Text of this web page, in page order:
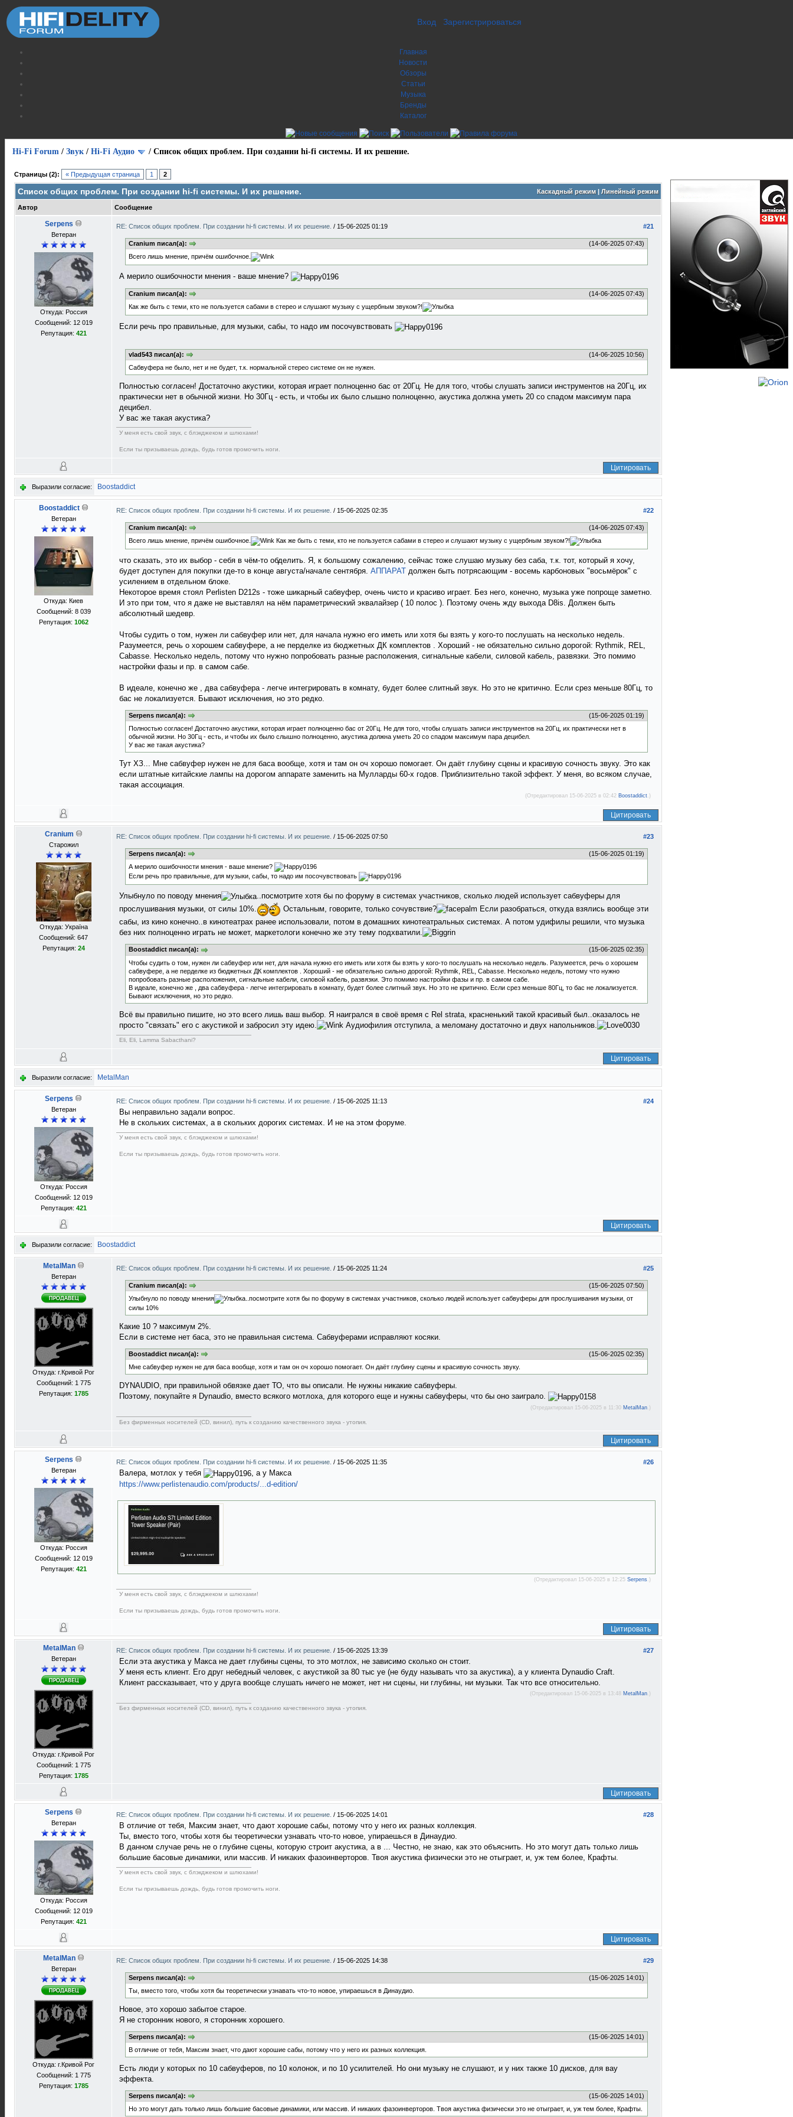
Вход Зарегистрироваться
Главная
Новости
Обзоры
Статьи
Музыка
Бренды
Каталог
Hi-Fi Forum / Звук / Hi-Fi Аудио / Список общих проблем. При создании hi-fi системы. И их решение.
Страницы (2): « Предыдущая страница 1 2
Каскадный режим| Линейный режим
Список общих проблем. При создании hi-fi системы. И их решение.
Автор Сообщение
Serpens
Ветеран
Откуда: Россия
Сообщений: 12 019
Репутация: 421
#21
RE: Список общих проблем. При создании hi-fi системы. И их решение. / 15-06-2025 01:19
(14-06-2025 07:43)
Cranium писал(а):
Всего лишь мнение, причём ошибочное.
А мерило ошибочности мнения - ваше мнение?
(14-06-2025 07:43)
Cranium писал(а):
Как же быть с теми, кто не пользуется сабами в стерео и слушают музыку с ущербным звуком?!
Если речь про правильные, для музыки, сабы, то надо им посочувствовать
(14-06-2025 10:56)
vlad543 писал(а):
Сабвуфера не было, нет и не будет, т.к. нормальной стерео системе он не нужен.
Полностью согласен! Достаточно акустики, которая играет полноценно бас от 20Гц. Не для того, чтобы слушать записи инструментов на 20Гц, их
практически нет в обычной жизни. Но 30Гц - есть, и чтобы их было слышно полноценно, акустика должна уметь 20 со спадом максимум пара
децибел.
У вас же такая акустика?
У меня есть свой звук, с блэкджеком и шлюхами!
Если ты призываешь дождь, будь готов промочить ноги.
Цитировать
Выразили согласие: Boostaddict
Boostaddict
Ветеран
Откуда: Киев
Сообщений: 8 039
Репутация: 1062
#22
RE: Список общих проблем. При создании hi-fi системы. И их решение. / 15-06-2025 02:35
(14-06-2025 07:43)
Cranium писал(а):
Всего лишь мнение, причём ошибочное.
Как же быть с теми, кто не пользуется сабами в стерео и слушают музыку с ущербным звуком?!
что сказать, это их выбор - себя в чём-то обделить. Я, к большому сожалению, сейчас тоже слушаю музыку без саба, т.к. тот, который я хочу,
будет доступен для покупки где-то в конце августа/начале сентября. АППАРАТ должен быть потрясающим - восемь карбоновых "восьмёрок" с
усилением в отдельном блоке.
Некоторое время стоял Perlisten D212s - тоже шикарный сабвуфер, очень чисто и красиво играет. Без него, конечно, музыка уже попроще заметно.
И это при том, что я даже не выставлял на нём параметрический эквалайзер ( 10 полос ). Поэтому очень жду выхода D8is. Должен быть
абсолютный шедевр.
Чтобы судить о том, нужен ли сабвуфер или нет, для начала нужно его иметь или хотя бы взять у кого-то послушать на несколько недель.
Разумеется, речь о хорошем сабвуфере, а не перделке из бюджетных ДК комплектов . Хороший - не обязательно сильно дорогой: Rythmik, REL,
Cabasse. Несколько недель, потому что нужно попробовать разные расположения, сигнальные кабели, силовой кабель, развязки. Это помимо
настройки фазы и пр. в самом сабе.
В идеале, конечно же , два сабвуфера - легче интегрировать в комнату, будет более слитный звук. Но это не критично. Если срез меньше 80Гц, то
бас не локализуется. Бывают исключения, но это редко.
(15-06-2025 01:19)
Serpens писал(а):
Полностью согласен! Достаточно акустики, которая играет полноценно бас от 20Гц. Не для того, чтобы слушать записи инструментов на 20Гц, их практически нет в
обычной жизни. Но 30Гц - есть, и чтобы их было слышно полноценно, акустика должна уметь 20 со спадом максимум пара децибел.
У вас же такая акустика?
Тут ХЗ... Мне сабвуфер нужен не для баса вообще, хотя и там он оч хорошо помогает. Он даёт глубину сцены и красивую сочность звуку. Это как
если штатные китайские лампы на дорогом аппарате заменить на Мулларды 60-х годов. Приблизительно такой эффект. У меня, во всяком случае,
такая ассоциация.
(Отредактировал 15-06-2025 в 02:42 Boostaddict.)
Цитировать
Cranium
Старожил
Откуда: Україна
Сообщений: 647
Репутация: 24
#23
RE: Список общих проблем. При создании hi-fi системы. И их решение. / 15-06-2025 07:50
(15-06-2025 01:19)
Serpens писал(а):
А мерило ошибочности мнения - ваше мнение?
Если речь про правильные, для музыки, сабы, то надо им посочувствовать
Улыбнуло по поводу мнения
..посмотрите хотя бы по форуму в системах участников, сколько людей использует сабвуферы для
прослушивания музыки, от силы 10%.
Остальным, говорите, только сочувствие?
Если разобраться, откуда взялись вообще эти
сабы, из кино конечно..в кинотеатрах ранее использовали, потом в домашних кинотеатральных системах. А потом удифилы решили, что музыка
без них полноценно играть не может, маркетологи конечно же эту тему подхватили.
(15-06-2025 02:35)
Boostaddict писал(а):
Чтобы судить о том, нужен ли сабвуфер или нет, для начала нужно его иметь или хотя бы взять у кого-то послушать на несколько недель. Разумеется, речь о хорошем
сабвуфере, а не перделке из бюджетных ДК комплектов . Хороший - не обязательно сильно дорогой: Rythmik, REL, Cabasse. Несколько недель, потому что нужно
попробовать разные расположения, сигнальные кабели, силовой кабель, развязки. Это помимо настройки фазы и пр. в самом сабе.
В идеале, конечно же , два сабвуфера - легче интегрировать в комнату, будет более слитный звук. Но это не критично. Если срез меньше 80Гц, то бас не локализуется.
Бывают исключения, но это редко.
Всё вы правильно пишите, но это всего лишь ваш выбор. Я наигрался в своё время c Rel strata, красненький такой красивый был..оказалось не
просто "связать" его с акустикой и забросил эту идею.
Аудиофилия отступила, а меломану достаточно и двух напольников.
Eli, Eli, Lamma Sabacthani?
Цитировать
Выразили согласие: MetalMan
Serpens
Ветеран
Откуда: Россия
Сообщений: 12 019
Репутация: 421
#24
RE: Список общих проблем. При создании hi-fi системы. И их решение. / 15-06-2025 11:13
Вы неправильно задали вопрос.
Не в скольких системах, а в скольких дорогих системах. И не на этом форуме.
У меня есть свой звук, с блэкджеком и шлюхами!
Если ты призываешь дождь, будь готов промочить ноги.
Цитировать
Выразили согласие: Boostaddict
MetalMan
Ветеран
Откуда: г.Кривой Рог
Сообщений: 1 775
Репутация: 1785
#25
RE: Список общих проблем. При создании hi-fi системы. И их решение. / 15-06-2025 11:24
(15-06-2025 07:50)
Cranium писал(а):
Улыбнуло по поводу мнения
..посмотрите хотя бы по форуму в системах участников, сколько людей использует сабвуферы для прослушивания музыки, от
силы 10%
Какие 10 ? максимум 2%.
Если в системе нет баса, это не правильная система. Сабвуферами исправляют косяки.
(15-06-2025 02:35)
Boostaddict писал(а):
Мне сабвуфер нужен не для баса вообще, хотя и там он оч хорошо помогает. Он даёт глубину сцены и красивую сочность звуку.
DYNAUDIO, при правильной обвязке дает ТО, что вы описали. Не нужны никакие сабвуферы.
Поэтому, покупайте я Dynaudio, вместо всякого мотлоха, для которого еще и нужны сабвуферы, что бы оно заиграло.
(Отредактировал 15-06-2025 в 11:30 MetalMan .)
Без фирменных носителей (CD, винил), путь к созданию качественного звука - утопия.
Цитировать
Serpens
Ветеран
Откуда: Россия
Сообщений: 12 019
Репутация: 421
#26
RE: Список общих проблем. При создании hi-fi системы. И их решение. / 15-06-2025 11:35
Валера, мотлох у тебя
, а у Макса
https://www.perlistenaudio.com/products/...d-edition/
(Отредактировал 15-06-2025 в 12:25 Serpens.)
У меня есть свой звук, с блэкджеком и шлюхами!
Если ты призываешь дождь, будь готов промочить ноги.
Цитировать
MetalMan
Ветеран
Откуда: г.Кривой Рог
Сообщений: 1 775
Репутация: 1785
#27
RE: Список общих проблем. При создании hi-fi системы. И их решение. / 15-06-2025 13:39
Если эта акустика у Макса не дает глубины сцены, то это мотлох, не зависимо сколько он стоит.
У меня есть клиент. Его друг небедный человек, с акустикой за 80 тыс уе (не буду называть что за акустика), а у клиента Dynaudio Craft.
Клиент рассказывает, что у друга вообще слушать ничего не может, нет ни сцены, ни глубины, ни музыки. Так что все относительно.
(Отредактировал 15-06-2025 в 13:48 MetalMan.)
Без фирменных носителей (CD, винил), путь к созданию качественного звука - утопия.
Цитировать
Serpens
Ветеран
Откуда: Россия
Сообщений: 12 019
Репутация: 421
#28
RE: Список общих проблем. При создании hi-fi системы. И их решение. / 15-06-2025 14:01
В отличие от тебя, Максим знает, что дают хорошие сабы, потому что у него их разных коллекция.
Ты, вместо того, чтобы хотя бы теоретически узнавать что-то новое, упираешься в Динаудио.
В данном случае речь не о глубине сцены, которую строит акустика, а в ... Честно, не знаю, как это объяснить. Но это могут дать только лишь
большие басовые динамики, или массив. И никаких фазоинверторов. Твоя акустика физически это не отыграет, и, уж тем более, Крафты.
У меня есть свой звук, с блэкджеком и шлюхами!
Если ты призываешь дождь, будь готов промочить ноги.
Цитировать
MetalMan
Ветеран
Откуда: г.Кривой Рог
Сообщений: 1 775
Репутация: 1785
#29
RE: Список общих проблем. При создании hi-fi системы. И их решение. / 15-06-2025 14:38
(15-06-2025 14:01)
Serpens писал(а):
Ты, вместо того, чтобы хотя бы теоретически узнавать что-то новое, упираешься в Динаудио.
Новое, это хорошо забытое старое.
Я не сторонник нового, я сторонник хорошего.
(15-06-2025 14:01)
Serpens писал(а):
В отличие от тебя, Максим знает, что дают хорошие сабы, потому что у него их разных коллекция.
Есть люди у которых по 10 сабвуферов, по 10 колонок, и по 10 усилителей. Но они музыку не слушают, и у них также 10 дисков, для вау
эффекта.
(15-06-2025 14:01)
Serpens писал(а):
Но это могут дать только лишь большие басовые динамики, или массив. И никаких фазоинверторов. Твоя акустика физически это не отыграет, и, уж тем более, Крафты.